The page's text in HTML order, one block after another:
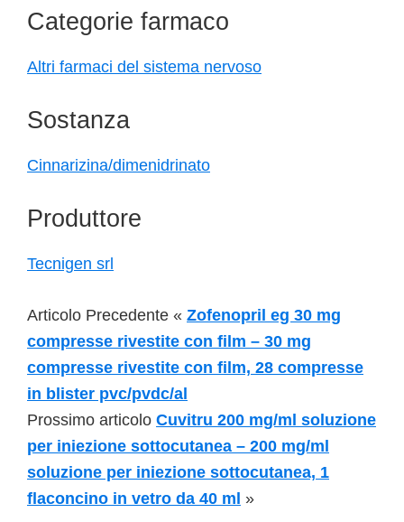
Categorie farmaco
Altri farmaci del sistema nervoso
Sostanza
Cinnarizina/dimenidrinato
Produttore
Tecnigen srl
Articolo Precedente « Zofenopril eg 30 mg
compresse rivestite con film – 30 mg
compresse rivestite con film, 28 compresse
in blister pvc/pvdc/al
Prossimo articolo Cuvitru 200 mg/ml soluzione
per iniezione sottocutanea – 200 mg/ml
soluzione per iniezione sottocutanea, 1
flaconcino in vetro da 40 ml »